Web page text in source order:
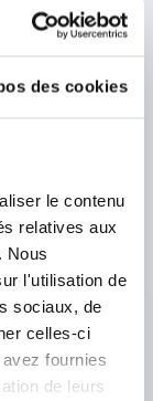
des cookies
le contenu
relatives aux
Nous
l'utilisation de
sociaux, de
celles-ci
fournies
de leurs
H=37,
POLI